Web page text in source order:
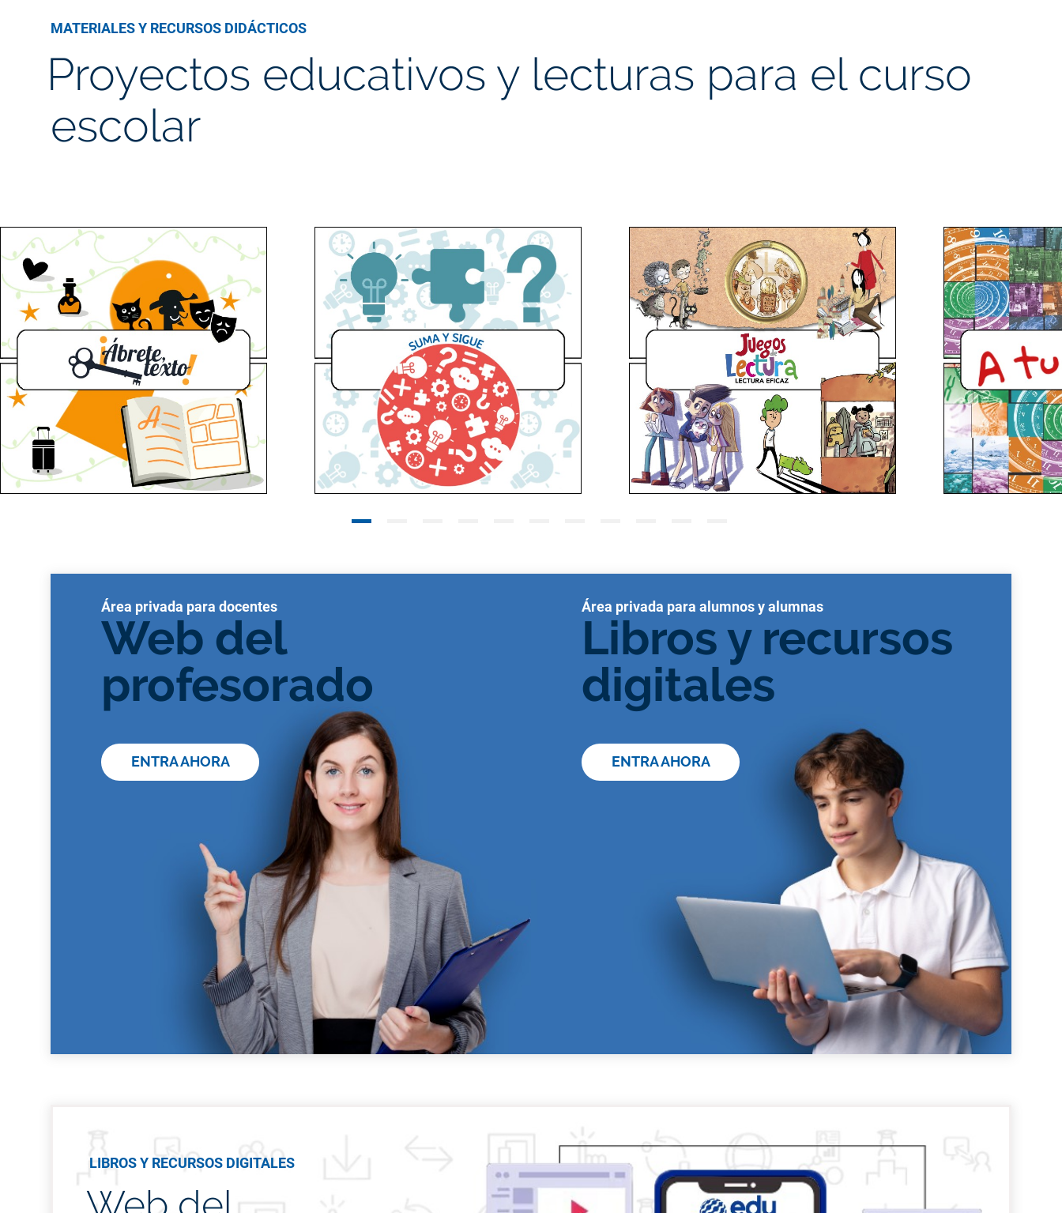
MATERIALES Y RECURSOS DIDÁCTICOS
Proyectos educativos y lecturas para el curso
escolar
Área privada para docentes
Web del
profesorado
ENTRA AHORA
Área privada para alumnos y alumnas
Libros y recursos
digitales
ENTRA AHORA
LIBROS Y RECURSOS DIGITALES